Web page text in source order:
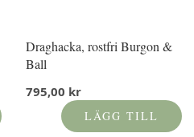
Draghacka, rostfri Burgon &
Ball
795,00 kr
LÄGG TILL